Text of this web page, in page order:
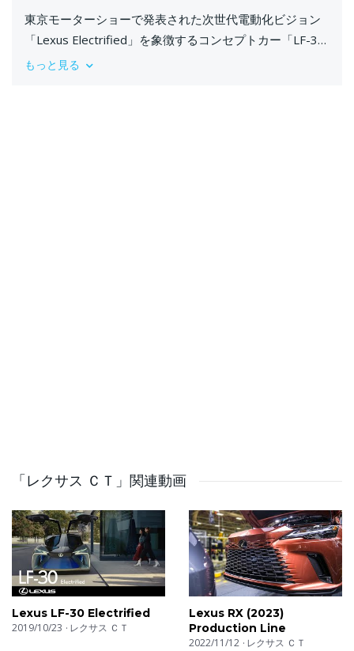
東京モーターショーで発表された次世代電動化ビジョン
「Lexus Electrified」を象徴するコンセプトカー「LF-30
Electrified」。
もっと見る
「レクサス ＣＴ」関連動画
Lexus LF-30 Electrified
2019/10/23 レクサス ＣＴ
Lexus RX (2023)
Production Line
2022/11/12 レクサス ＣＴ